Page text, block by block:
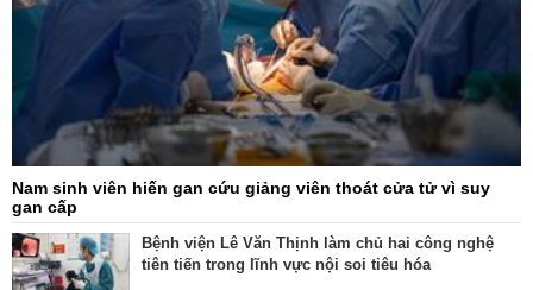
Nam sinh viên hiến gan cứu giảng viên thoát cửa tử vì suy
gan cấp
Bệnh viện Lê Văn Thịnh làm chủ hai công nghệ
tiên tiến trong lĩnh vực nội soi tiêu hóa